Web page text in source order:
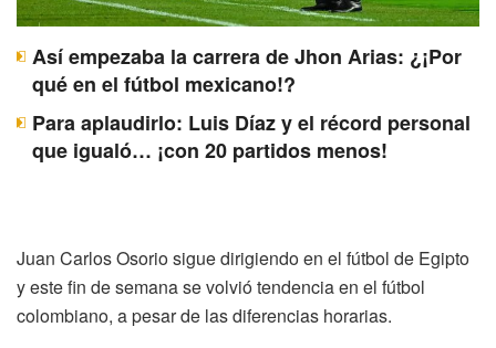
Así empezaba la carrera de Jhon Arias: ¿¡Por
qué en el fútbol mexicano!?
Para aplaudirlo: Luis Díaz y el récord personal
que igualó… ¡con 20 partidos menos!
Juan Carlos Osorio sigue dirigiendo en el fútbol de Egipto
y este fin de semana se volvió tendencia en el fútbol
colombiano, a pesar de las diferencias horarias.